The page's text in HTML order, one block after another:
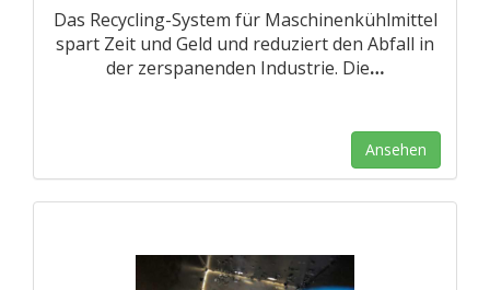
Das Recycling-System für Maschinenkühlmittel
spart Zeit und Geld und reduziert den Abfall in
der zerspanenden Industrie. Die…
Ansehen